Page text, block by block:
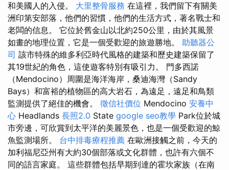
和美國人的入侵。 大里整骨服務 在這裡，我們留下有關美
洲印第安部落，他們的習慣，他們的生活方式，著名戰士和
老闆的信息。 它位於舊金山以北約250公里，由於其風景
如畫的地理位置，它是一個受歡迎的旅遊勝地。 助聽器公
司 該市特殊的維多利亞時代風格的建築和歷史建築保留了
其19世紀的角色，這使遊客特別有吸引力。 門多西諾
（Mendocino）周圍是海洋海岸，桑迪海灣（Sandy
Bays）和富裕的植物區的高大岩石，為遠足，遠足和鳥類
監測提供了絕佳的機會。 徵信社價位 Mendocino 安養中
心 Headlands 長照2.0 State google seo教學 Park位於城
市旁邊，可欣賞到太平洋的美麗景色，也是一個受歡迎的鯨
魚監測場所。 台中排毒療程推薦 在歐洲接觸之前，今天的
加利福尼亞州有大約30個部落或文化群體，也許有六個不
同的語言家庭。 這些群體包括早期到達的霍坎家族（在南